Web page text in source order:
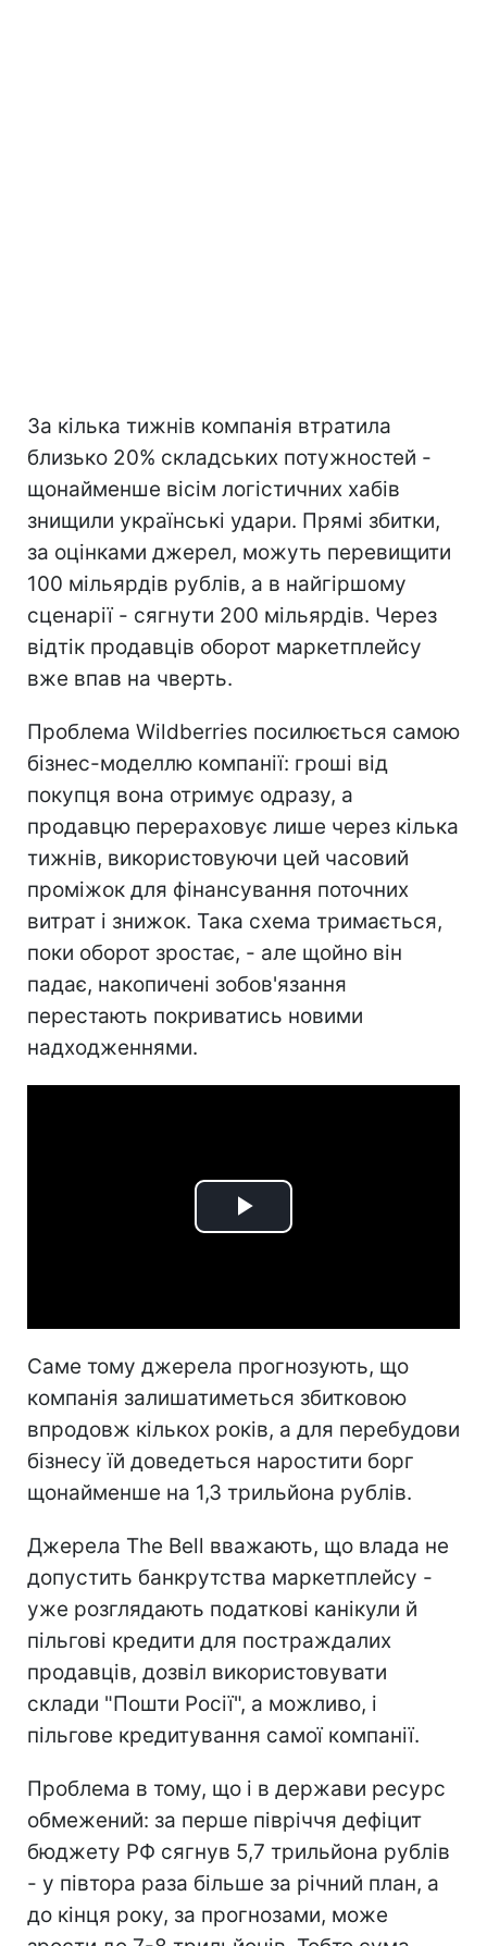
За кілька тижнів компанія втратила
близько 20% складських потужностей -
щонайменше вісім логістичних хабів
знищили українські удари. Прямі збитки,
за оцінками джерел, можуть перевищити
100 мільярдів рублів, а в найгіршому
сценарії - сягнути 200 мільярдів. Через
відтік продавців оборот маркетплейсу
вже впав на чверть.
Проблема Wildberries посилюється самою
бізнес-моделлю компанії: гроші від
покупця вона отримує одразу, а
продавцю перераховує лише через кілька
тижнів, використовуючи цей часовий
проміжок для фінансування поточних
витрат і знижок. Така схема тримається,
поки оборот зростає, - але щойно він
падає, накопичені зобов'язання
перестають покриватись новими
надходженнями.
Play
Саме тому джерела прогнозують, що
компанія залишатиметься збитковою
впродовж кількох років, а для перебудови
бізнесу їй доведеться наростити борг
щонайменше на 1,3 трильйона рублів.
Джерела The Bell вважають, що влада не
допустить банкрутства маркетплейсу -
уже розглядають податкові канікули й
пільгові кредити для постраждалих
продавців, дозвіл використовувати
склади "Пошти Росії", а можливо, і
пільгове кредитування самої компанії.
Проблема в тому, що і в держави ресурс
обмежений: за перше півріччя дефіцит
бюджету РФ сягнув 5,7 трильйона рублів
- у півтора раза більше за річний план, а
до кінця року, за прогнозами, може